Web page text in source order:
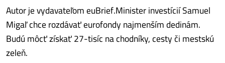
Autor je vydavateľom euBrief.Minister investícií Samuel
Migaľ chce rozdávať eurofondy najmenším dedinám.
Budú môcť získať 27-tisíc na chodníky, cesty či mestskú
zeleň.